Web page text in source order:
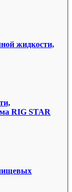
жидкости,
RIG STAR